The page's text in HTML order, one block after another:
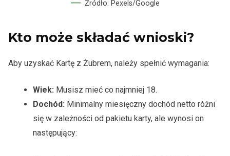
Źródło: Pexels/Google
Kto może składać wnioski?
Aby uzyskać Kartę z Żubrem, należy spełnić wymagania:
Wiek: Musisz mieć co najmniej 18.
Dochód: Minimalny miesięczny dochód netto różni
się w zależności od pakietu karty, ale wynosi on
następujący: